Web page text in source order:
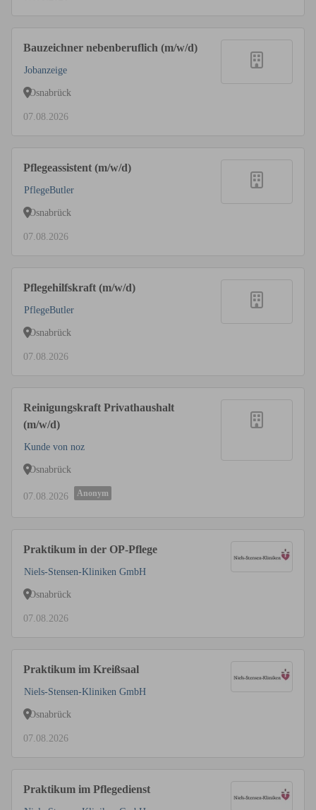
Bauzeichner nebenberuflich (m/w/d)
Jobanzeige
Osnabrück
07.08.2026
Pflegeassistent (m/w/d)
PflegeButler
Osnabrück
07.08.2026
Pflegehilfskraft (m/w/d)
PflegeButler
Osnabrück
07.08.2026
Reinigungskraft Privathaushalt
(m/w/d)
Kunde von noz
Osnabrück
07.08.2026 Anonym
Praktikum in der OP-Pflege
Niels-Stensen-Kliniken GmbH
Osnabrück
07.08.2026
Praktikum im Kreißsaal
Niels-Stensen-Kliniken GmbH
Osnabrück
07.08.2026
Praktikum im Pflegedienst